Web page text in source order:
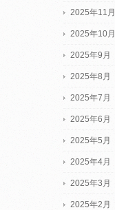
2025年11月
2025年10月
2025年9月
2025年8月
2025年7月
2025年6月
2025年5月
2025年4月
2025年3月
2025年2月